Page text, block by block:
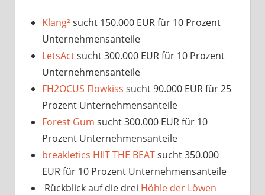
Klang² sucht 150.000 EUR für 10 Prozent
Unternehmensanteile
LetsActsucht 300.000 EUR für 10 Prozent
Unternehmensanteile
FH2OCUS Flowkiss sucht 90.000 EUR für 25
Prozent Unternehmensanteile
Forest Gum sucht 300.000 EUR für 10
Prozent Unternehmensanteile
breakletics HIIT THE BEATsucht 350.000
EUR für 10 Prozent Unternehmensanteile
Rückblick auf die drei Höhle der Löwen